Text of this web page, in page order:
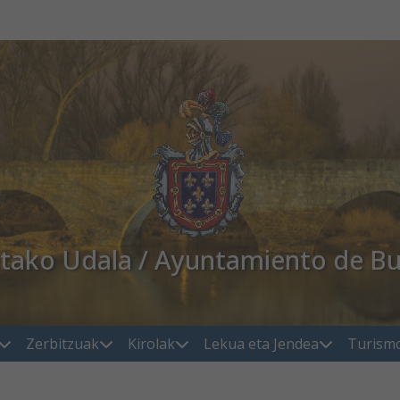
Udala / Ayuntamiento de
Zerbitzuak Kirolak Lekua eta Jendea